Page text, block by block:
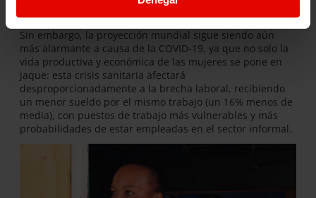
Sin embargo, la proyección mundial sigue siendo aún
más alarmante a causa de la COVID-19, ya que no solo la
vida productiva y económica de las mujeres se pone en
jaque: esta crisis sanitaria afectará
desproporcionadamente a la brecha laboral, recibiendo
un menor sueldo por el mismo trabajo (un 16% menos de
media), con puestos de trabajo más vulnerables y más
probabilidades de estar empleadas en el sector informal.